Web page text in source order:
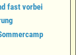
fast vorbei